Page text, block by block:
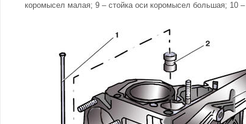
коромысел малая; 9 – стойка оси коромысел большая; 10